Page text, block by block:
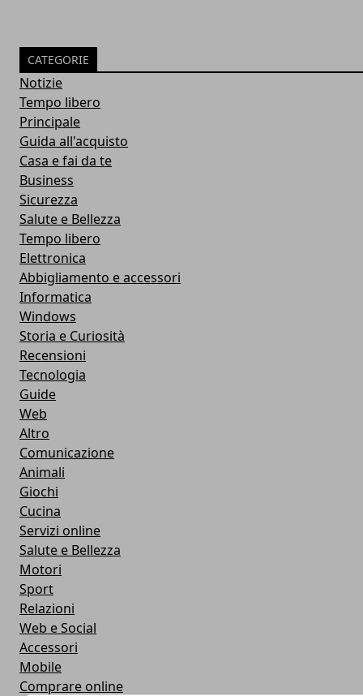
CATEGORIE
Notizie
Tempo libero
Principale
Guida all'acquisto
Casa e fai da te
Business
Sicurezza
Salute e Bellezza
Tempo libero
Elettronica
Abbigliamento e accessori
Informatica
Windows
Storia e Curiosità
Recensioni
Tecnologia
Guide
Web
Altro
Comunicazione
Animali
Giochi
Cucina
Servizi online
Salute e Bellezza
Motori
Sport
Relazioni
Web e Social
Accessori
Mobile
Comprare online